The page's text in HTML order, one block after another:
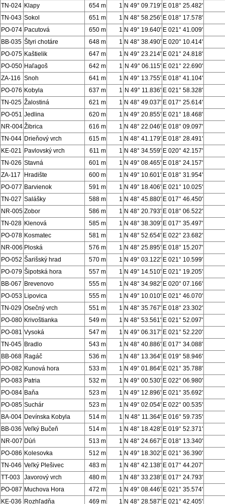
TN-024 Klapy 654 m 1 N 49° 09.719' E 018° 25.482'
TN-043 Sokol 651 m 1 N 48° 58.256' E 018° 17.578'
PO-074 Pacutová 650 m 1 N 49° 19.640' E 021° 41.009'
BB-035 Štyri chotáre 648 m 1 N 48° 38.490' E 020° 10.414'
PO-075 Kaštielik 647 m 1 N 49° 23.214' E 021° 24.818'
PO-050 Haľagoš 642 m 1 N 49° 06.115' E 021° 22.690'
ZA-116 Snoh 641 m 1 N 49° 13.755' E 018° 41.104'
PO-076 Kobyla 637 m 1 N 49° 11.836' E 021° 58.328'
TN-025 Žalostiná 621 m 1 N 48° 49.037' E 017° 25.614'
PO-051 Jedlina 620 m 1 N 49° 20.855' E 021° 18.468'
NR-004 Žibrica 616 m 1 N 48° 22.046' E 018° 09.097'
TN-044 Drieňový vrch 615 m 1 N 48° 41.179' E 018° 28.491'
KE-021 Pavlovský vrch 611 m 1 N 48° 34.559' E 020° 42.157'
TN-026 Stavná 601 m 1 N 49° 08.465' E 018° 24.157'
ZA-117
Hradište 600 m 1 N 49° 10.601' E 018° 31.954'
PO-077 Barvienok 591 m 1 N 49° 18.406' E 021° 10.025'
TN-027 Salášky 588 m 1 N 48° 45.880' E 017° 46.450'
NR-005 Zobor 586 m 1 N 48° 20.793' E 018° 06.522'
TN-028 Klenová 585 m 1 N 48° 38.309' E 017° 35.497'
PO-078 Kosmatec 581 m 1 N 48° 52.654' E 022° 23.682'
NR-006 Ploská 576 m 1 N 48° 25.895' E 018° 15.207'
PO-052 Šarišský hrad 570 m 1 N 49° 03.122' E 021° 10.599'
PO-079 Šipotská hora 557 m 1 N 49° 14.510' E 021° 19.205'
BB-067 Brevenovo 555 m 1 N 48° 34.982' E 020° 07.166'
PO-053 Lipovica 555 m 1 N 49° 10.010' E 021° 46.070'
TN-029 Osečný vrch 551 m 1 N 48° 35.767' E 018° 23.302'
PO-080 Krivoštianka 549 m 1 N 48° 53.561' E 021° 52.097'
PO-081 Vysoká 547 m 1 N 49° 06.317' E 021° 52.220'
TN-045 Bradlo 543 m 1 N 48° 40.886' E 017° 34.088'
BB-068 Ragáč 536 m 1 N 48° 13.364' E 019° 58.946'
PO-082 Kunová hora 533 m 1 N 49° 01.864' E 021° 35.788'
PO-083 Patria 532 m 1 N 49° 00.530' E 022° 06.980'
PO-084 Baňa 523 m 1 N 49° 12.896' E 021° 35.692'
PO-085 Suchár 523 m 1 N 49° 02.054' E 022° 00.535'
BA-004 Devínska Kobyla 514 m 1 N 48° 11.364' E 016° 59.735'
BB-036 Veľký Bučeň 514 m 1 N 48° 18.428' E 019° 52.371'
NR-007 Dúń 513 m 1 N 48° 24.667' E 018° 13.340'
PO-086 Kolesovka 512 m 1 N 49° 18.302' E 021° 36.390'
TN-046 Veľký Plešivec 483 m 1 N 48° 42.138' E 017° 44.207'
TT-003 Javorový vrch 480 m 1 N 48° 33.238' E 017° 24.793'
PO-087 Muchova Hora 472 m 1 N 49° 08.446' E 021° 35.574'
KE-036 Rozhľadňa 469 m 1 N 48° 28.587' E 021° 42.405'